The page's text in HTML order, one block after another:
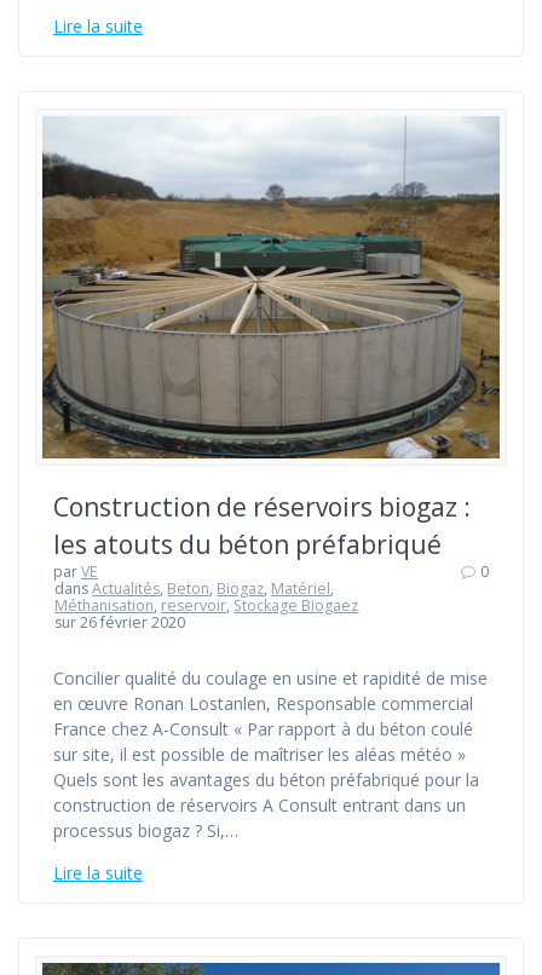
Lire la suite
Construction de réservoirs biogaz :
les atouts du béton préfabriqué
parVE
dansActualités, Beton, Biogaz, Matériel,
Méthanisation, reservoir, Stockage Biogaez
sur 26 février 2020
0
Concilier qualité du coulage en usine et rapidité de mise
en œuvre Ronan Lostanlen, Responsable commercial
France chez A-Consult « Par rapport à du béton coulé
sur site, il est possible de maîtriser les aléas météo »
Quels sont les avantages du béton préfabriqué pour la
construction de réservoirs A Consult entrant dans un
processus biogaz ? Si,…
Lire la suite